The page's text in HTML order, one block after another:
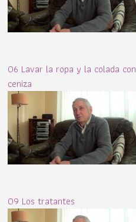
06 Lavar la ropa y la colada con
ceniza
09 Los tratantes